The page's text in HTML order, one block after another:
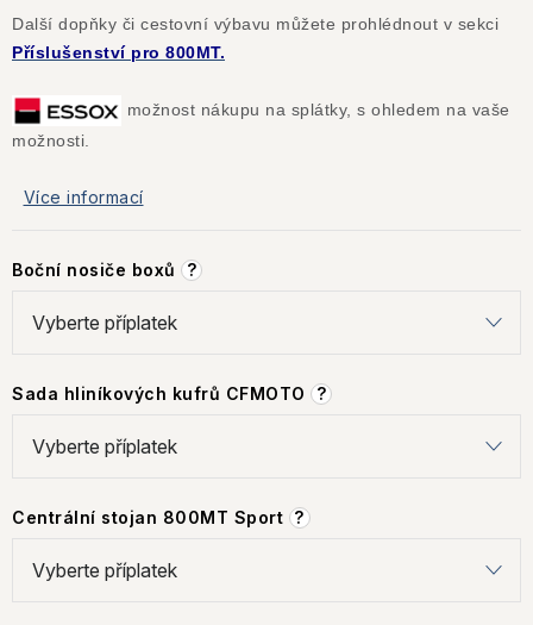
Další dopňky či cestovní výbavu můžete prohlédnout v sekci
Příslušenství pro 800MT.
možnost nákupu na splátky, s ohledem na vaše
možnosti.
Více informací
Boční nosiče boxů ?
Sada hliníkových kufrů CFMOTO ?
Centrální stojan 800MT Sport ?